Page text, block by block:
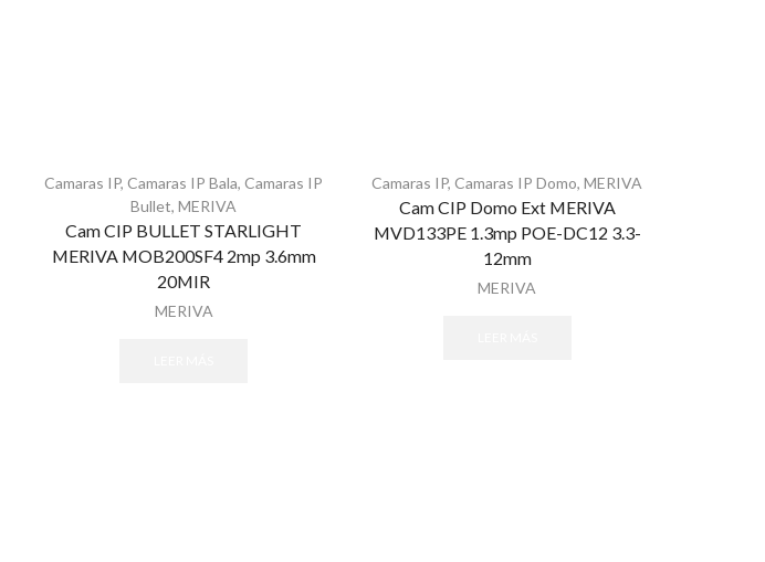
Camaras IP,Camaras IP Bala,Camaras IP
Bullet,MERIVA
Cam CIP BULLET STARLIGHT
MERIVA MOB200SF4 2mp 3.6mm
20MIR
MERIVA
Camaras IP,Camaras IP Domo,MERIVA
Cam CIP Domo Ext MERIVA
MVD133PE 1.3mp POE-DC12 3.3-
12mm
MERIVA